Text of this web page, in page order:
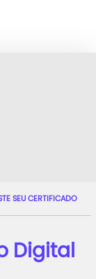
SEU CERTIFICADO
Digital